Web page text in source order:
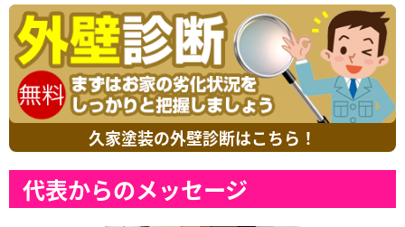
久家塗装の外壁診断はこちら！
代表からのメッセージ